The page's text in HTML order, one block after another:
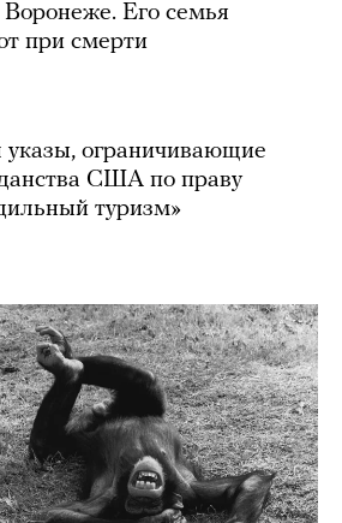
Воронеже. Его семья
при смерти
указы, ограничивающие
США по праву
туризм»